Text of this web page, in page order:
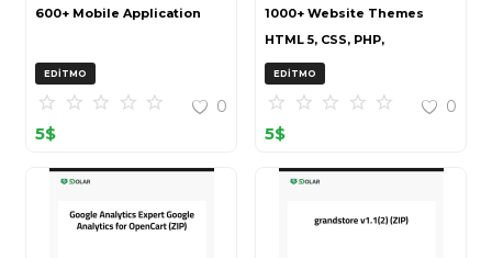
600+ Mobile Application
EDITMO
0
5$
1000+ Website Themes
HTML 5, CSS, PHP,
WordPress Bundle
20240917T145511Z 001 (ZIP)
EDITMO
0
5$